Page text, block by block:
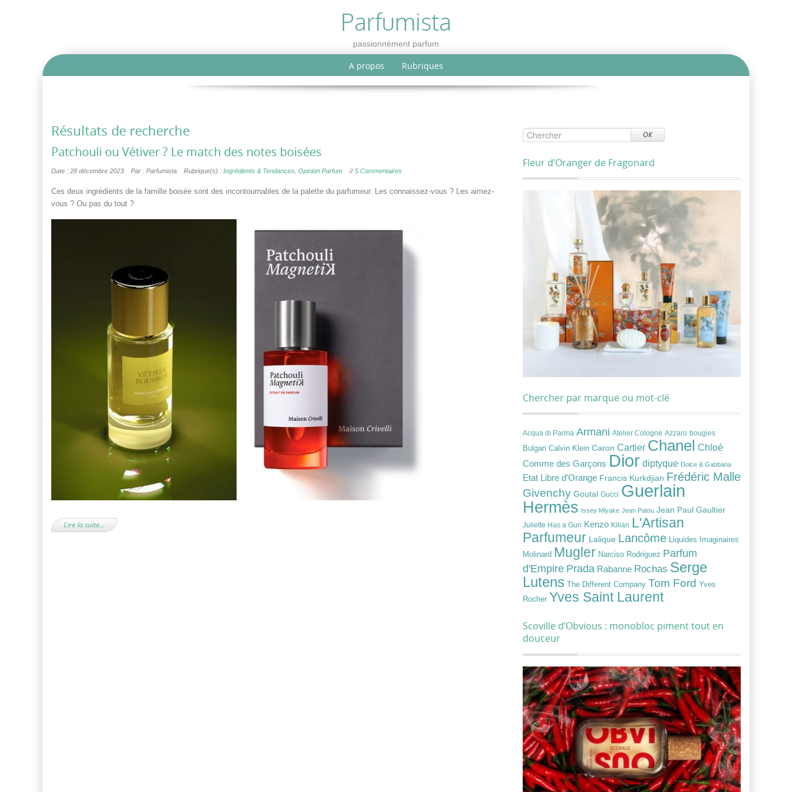
Parfumista
passionnément parfum
A propos Rubriques
Résultats de recherche
Patchouli ou Vétiver ? Le match des notes boisées
Date : 28 décembre 2023 Par : Parfumista Rubrique(s) : Ingrédients & Tendances Opinion Parfum //5 Commentaires
Ces deux ingrédients de la famille boisée sont des incontournables de la palette du parfumeur. Les connaissez-vous ? Les aimez-
vous ? Ou pas du tout ?
Lire la suite…
OK
Fleur d’Oranger de Fragonard
Chercher par marque ou mot-clé
Acqua di Parma Armani Atelier Cologne Azzaro bougies
Bulgari Calvin Klein Caron Cartier Chanel Chloé
Comme des Garçons Dior diptyque Dolce & Gabbana
Etat Libre d'Orange Francis Kurkdjian Frédéric Malle
Givenchy Goutal Gucci Guerlain
Hermès Issey Miyake Jean Patou Jean Paul Gaultier
Juliette Has a Gun Kenzo Kilian L'Artisan
Parfumeur Lalique Lancôme Liquides Imaginaires
Molinard Mugler Narciso Rodriguez Parfum
d'Empire Prada Rabanne Rochas Serge
Lutens
The Different Company Tom Ford Yves
Rocher Yves Saint Laurent
Scoville d’Obvious : monobloc piment tout en
douceur